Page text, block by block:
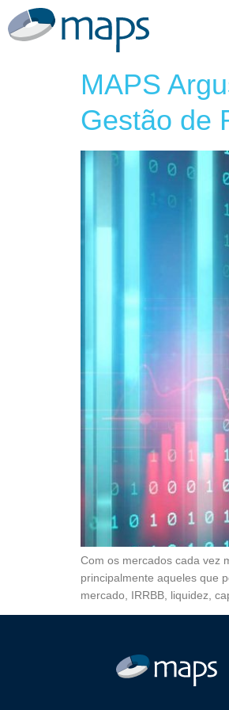
MAPS
Gestão de
Com os mercados cada vez
principalmente aqueles que
mercado, IRRBB, liquidez,